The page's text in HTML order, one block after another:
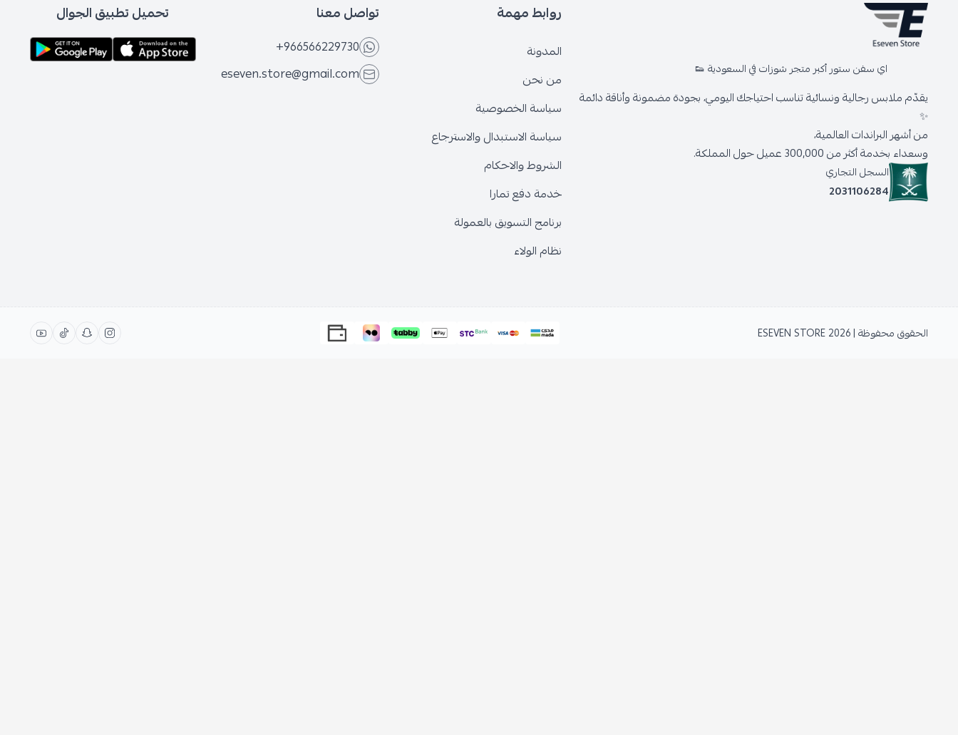
اي سفن ستور أكبر متجر شوزات في السعودية 👟
يقدّم ملابس رجالية ونسائية تناسب احتياجك اليومي، بجودة مضمونة وأناقة دائمة
✨
من أشهر البراندات العالمية،
وسعداء بخدمة أكثر من 300,000 عميل حول المملكة.
السجل التجاري
2031106284
روابط مهمة
المدونة
من نحن
سياسة الخصوصية
سياسة الاستبدال والاسترجاع
الشروط والاحكام
خدمة دفع تمارا
برنامج التسويق بالعمولة
نظام الولاء
تواصل معنا
+966566229730
eseven.store@gmail.com
تحميل تطبيق الجوال
الحقوق محفوظة | 2026 ESEVEN STORE